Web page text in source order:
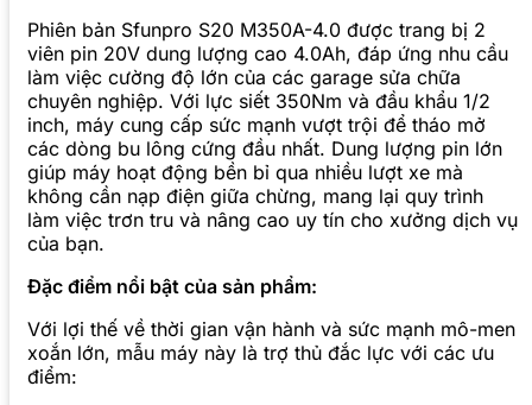
Phiên bản Sfunpro S20 M350A-4.0 được trang bị 2
viên pin 20V dung lượng cao 4.0Ah, đáp ứng nhu cầu
làm việc cường độ lớn của các garage sửa chữa
chuyên nghiệp. Với lực siết 350Nm và đầu khẩu 1/2
inch, máy cung cấp sức mạnh vượt trội để tháo mở
các dòng bu lông cứng đầu nhất. Dung lượng pin lớn
giúp máy hoạt động bền bỉ qua nhiều lượt xe mà
không cần nạp điện giữa chừng, mang lại quy trình
làm việc trơn tru và nâng cao uy tín cho xưởng dịch vụ
của bạn.
Đặc điểm nổi bật của sản phẩm:
Với lợi thế về thời gian vận hành và sức mạnh mô-men
xoắn lớn, mẫu máy này là trợ thủ đắc lực với các ưu
điểm: